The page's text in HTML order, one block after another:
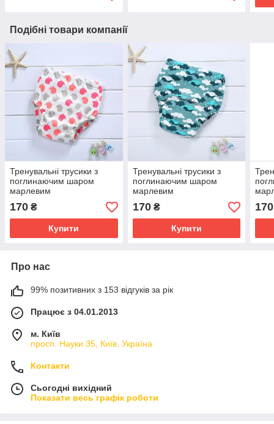
Подібні товари компанії
Тренувальні трусики з
поглинаючим шаром
марлевим
170 ₴
Купити
Тренувальні трусики з
поглинаючим шаром
марлевим
170₴
Купити
170
Про нас
99% позитивних з 153 відгуків за рік
Працює з 04.01.2013
м. Київ
просп. Науки 35, Київ, Україна
Контакти
Сьогодні вихідний
Показати весь графік роботи